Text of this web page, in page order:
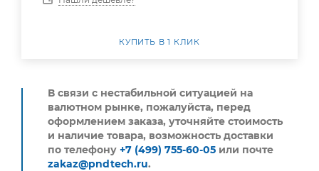
КУПИТЬ В 1 КЛИК
В связи с нестабильной ситуацией на
валютном рынке, пожалуйста, перед
оформлением заказа, уточняйте стоимость
и наличие товара, возможность доставки
по телефону +7 (499) 755-60-05 или почте
zakaz@pndtech.ru.